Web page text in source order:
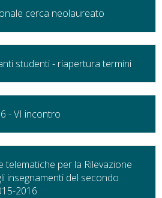
cerca neolaureato
studenti - riapertura termini
- VI incontro
telematiche per la Rilevazione
insegnamenti del secondo
2016